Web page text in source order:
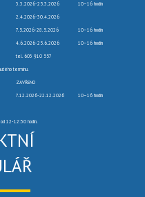
3.3.2026-25.3.2026 10–16 hodin
2.4.2026-30.4.2026
7.5.2026-28.5.2026 10–16 hodin
4.6.2026-25.6.2026 10–16 hodin
tel. 603 910 557
termínu.
ZAVŘENO
7.12.2026-22.12.2026 10–16 hodin
12-12:30 hodin.